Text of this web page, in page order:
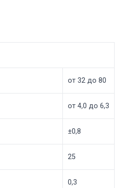
от 32 до 80
от 4,0 до 6,3
±0,8
25
0,3